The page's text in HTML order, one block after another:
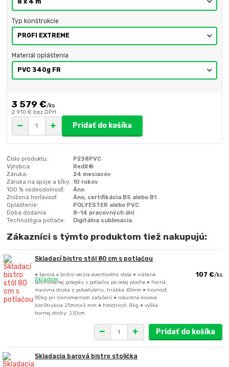
Typ konštrukcie
Materiál opláštenia
3 579 €/ks
2 910 € bez DPH
Pridať do košíka
Číslo produktu:
P238PVC
Výrobca:
RedX®
Záruka:
24 mesiacov
Záruka na spoje a kĺby: 10 rokov
100 % vodeodolnosť:
Áno
Znížená horľavosť:
Áno, certifikácia BS alebo B1
Opláštenie:
POLYESTER alebo PVC
Doba dodania:
8-14 pracovných dní
Technológia potlače:
Digitálna sublimácia
Zákazníci s týmto produktom tiež nakupujú:
Skladací bistro stôl 80 cm s potlačou
• barová a bistro verzia eventového stola • vrátane
laminovanej polepky s potlačou po celej ploche • horná
masívna doska z polyetylénu, hrúbka 45mm • nosnosť:
50kg pri rovnomernom zaťažení • robustná kovová
konštrukcia 25mmx1 mm • hmotnosť: 8kg • výška
hornej dosky: 110cm
107 €/ks
Skladom
Pridať do košíka
Skladacia barová bistro stolička